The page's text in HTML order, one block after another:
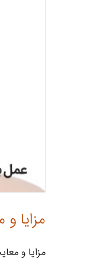
مزایا
مزایا و